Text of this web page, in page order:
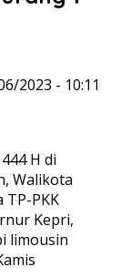
2023 - 10:11
H di
Walikota
TP-PKK
Kepri,
limousin